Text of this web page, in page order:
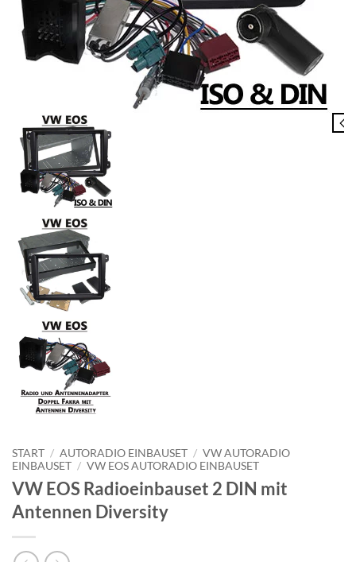
START / AUTORADIO EINBAUSET / VW AUTORADIO
EINBAUSET / VW EOS AUTORADIO EINBAUSET
VW EOS Radioeinbauset 2 DIN mit
Antennen Diversity